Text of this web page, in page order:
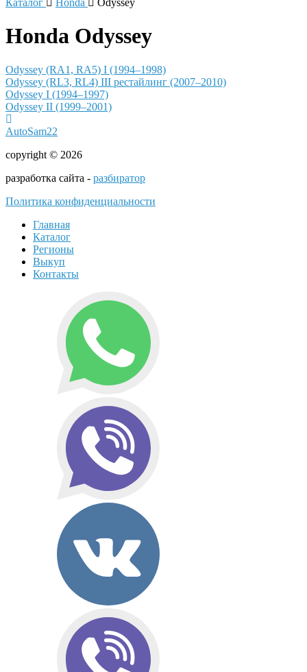
Каталог Honda Odyssey
Honda Odyssey
Odyssey (RA1, RA5) I (1994–1998)
Odyssey (RL3, RL4) III рестайлинг (2007–2010)
Odyssey I (1994–1997)
Odyssey II (1999–2001)
AutoSam22
copyright © 2026
разработка сайта - разбиратор
Политика конфиденциальности
Главная
Каталог
Регионы
Выкуп
Контакты